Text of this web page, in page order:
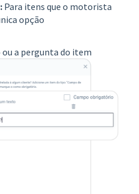
Para itens que o motorista
opção
a pergunta do item